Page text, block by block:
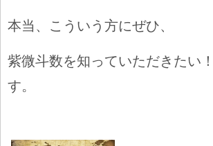
本当、こういう方にぜひ、
紫微斗数を知っていただきたい
す。